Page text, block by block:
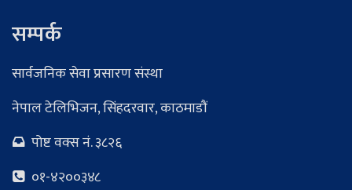
सम्पर्क
सार्वजनिक सेवा प्रसारण संस्था
नेपाल टेलिभिजन, सिंहदरवार, काठमाडौं
पोष्ट वक्स नं. ३८२६
०१-४२००३४८